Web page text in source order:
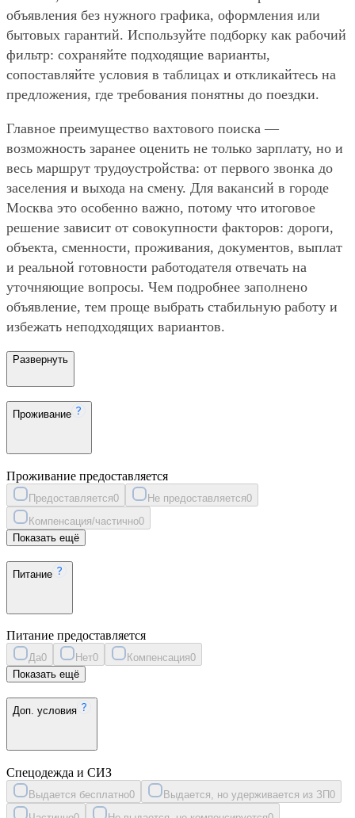
объявления без нужного графика, оформления или
бытовых гарантий. Используйте подборку как рабочий
фильтр: сохраняйте подходящие варианты,
сопоставляйте условия в таблицах и откликайтесь на
предложения, где требования понятны до поездки.
Главное преимущество вахтового поиска —
возможность заранее оценить не только зарплату, но и
весь маршрут трудоустройства: от первого звонка до
заселения и выхода на смену. Для вакансий в городе
Москва это особенно важно, потому что итоговое
решение зависит от совокупности факторов: дороги,
объекта, сменности, проживания, документов, выплат
и реальной готовности работодателя отвечать на
уточняющие вопросы. Чем подробнее заполнено
объявление, тем проще выбрать стабильную работу и
избежать неподходящих вариантов.
Развернуть
Проживание
Проживание предоставляется
Предоставляется0 Не предоставляется0
Компенсация/частично0
Показать ещё
Питание
Питание предоставляется
Да0 Нет0 Компенсация0
Показать ещё
Доп. условия
Спецодежда и СИЗ
Выдается бесплатно0 Выдается, но удерживается из ЗП0